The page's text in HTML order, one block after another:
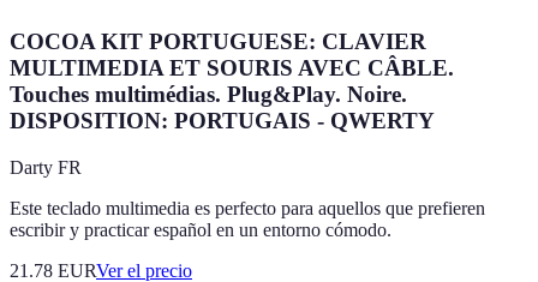
COCOA KIT PORTUGUESE: CLAVIER
MULTIMEDIA ET SOURIS AVEC CÂBLE.
Touches multimédias. Plug&Play. Noire.
DISPOSITION: PORTUGAIS - QWERTY
Darty FR
Este teclado multimedia es perfecto para aquellos que prefieren
escribir y practicar español en un entorno cómodo.
21.78 EURVer el precio